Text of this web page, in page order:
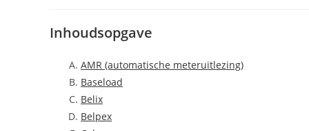
Inhoudsopgave
AMR (automatische meteruitlezing)
Baseload
Belix
Belpex